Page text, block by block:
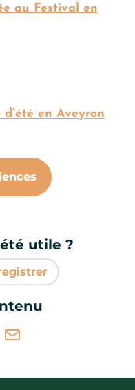
au Festival en
d’été en Aveyron
photo
page au carnet
utile ?
(nouvelle
X / Twitter (nouvelle
sur WhatsApp
Partager par mail